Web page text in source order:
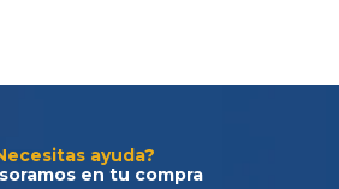
ayuda?
en tu compra